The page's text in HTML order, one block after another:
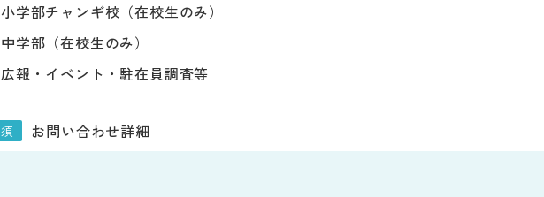
小学部チャンギ校（在校生のみ）
中学部（在校生のみ）
広報・イベント・駐在員調査等
お問い合わせ詳細